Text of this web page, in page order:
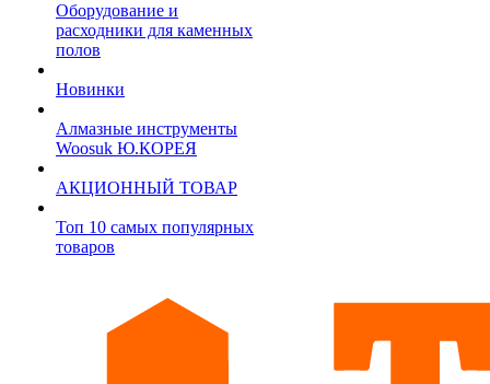
Оборудование и
расходники для каменных
полов
Новинки
Алмазные инструменты
Woosuk Ю.КОРЕЯ
АКЦИОННЫЙ ТОВАР
Топ 10 самых популярных
товаров